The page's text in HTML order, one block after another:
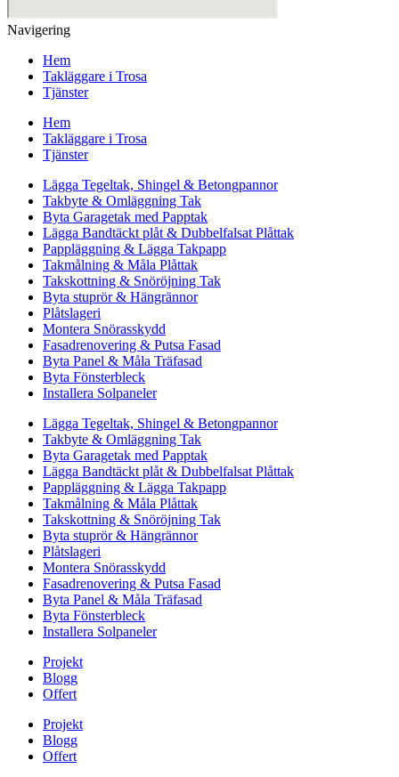
Navigering
Hem
Takläggare i Trosa
Tjänster
Hem
Takläggare i Trosa
Tjänster
Lägga Tegeltak, Shingel & Betongpannor
Takbyte & Omläggning Tak
Byta Garagetak med Papptak
Lägga Bandtäckt plåt & Dubbelfalsat Plåttak
Pappläggning & Lägga Takpapp
Takmålning & Måla Plåttak
Takskottning & Snöröjning Tak
Byta stuprör & Hängrännor
Plåtslageri
Montera Snörasskydd
Fasadrenovering & Putsa Fasad
Byta Panel & Måla Träfasad
Byta Fönsterbleck
Installera Solpaneler
Lägga Tegeltak, Shingel & Betongpannor
Takbyte & Omläggning Tak
Byta Garagetak med Papptak
Lägga Bandtäckt plåt & Dubbelfalsat Plåttak
Pappläggning & Lägga Takpapp
Takmålning & Måla Plåttak
Takskottning & Snöröjning Tak
Byta stuprör & Hängrännor
Plåtslageri
Montera Snörasskydd
Fasadrenovering & Putsa Fasad
Byta Panel & Måla Träfasad
Byta Fönsterbleck
Installera Solpaneler
Projekt
Blogg
Offert
Projekt
Blogg
Offert